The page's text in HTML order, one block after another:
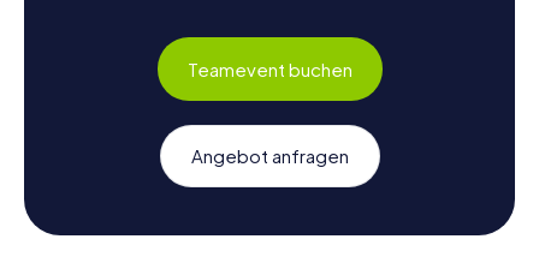
Teamevent buchen
Angebot anfragen